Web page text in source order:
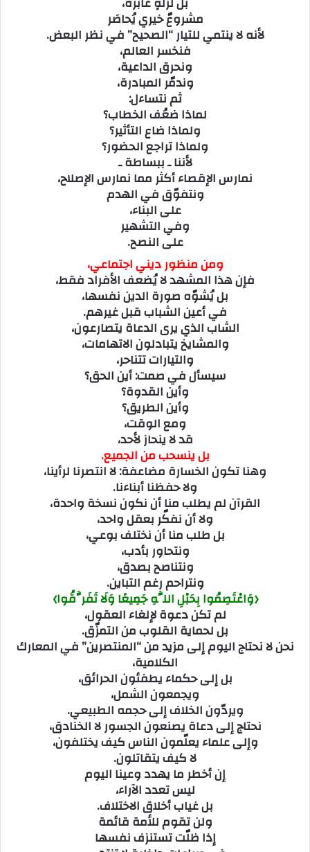
مشروعٌ خيري يُحاصَر
لأنه لا ينتمي للتيار “الصحيح” في نظر البعض.
فنخسر العالم،
ونحرق الداعية،
وندمّر المبادرة،
ثم نتساءل:
لماذا ضعُف الخطاب؟
ولماذا ضاع التأثير؟
ولماذا تراجع الحضور؟
لأننا ـ ببساطة ـ
نمارس الإقصاء أكثر مما نمارس الإصلاح،
ونتفوّق في الهدم
على البناء،
وفي التشهير
على النصح.
ومن منظور ديني اجتماعي،
فإن هذا المشهد لا يُضعف الأفراد فقط،
بل يُشوّه صورة الدين نفسها،
في أعين الشباب قبل غيرهم.
الشاب الذي يرى الدعاة يتصارعون،
والمشايخ يتبادلون الاتهامات،
والتيارات تتناحر،
سيسأل في صمت: أين الحق؟
وأين القدوة؟
وأين الطريق؟
ومع الوقت،
قد لا ينحاز لأحد،
بل ينسحب من الجميع.
وهنا تكون الخسارة مضاعفة: لا انتصرنا لرأينا،
ولا حفظنا أبناءنا.
القرآن لم يطلب منا أن نكون نسخة واحدة،
ولا أن نفكّر بعقل واحد،
بل طلب منا أن نختلف بوعي،
ونتحاور بأدب،
ونتناصح بصدق،
ونتراحم رغم التباين.
﴿وَاعْتَصِمُوا بِحَبْلِ اللَّهِ جَمِيعًا وَلَا تَفَرَّقُوا﴾
لم تكن دعوة لإلغاء العقول،
بل لحماية القلوب من التمزّق.
نحن لا نحتاج اليوم إلى مزيد من “المنتصرين” في المعارك
الكلامية،
بل إلى حكماء يطفئون الحرائق،
ويجمعون الشمل،
ويردّون الخلاف إلى حجمه الطبيعي.
نحتاج إلى دعاة يصنعون الجسور لا الخنادق،
وإلى علماء يعلّمون الناس كيف يختلفون،
لا كيف يتقاتلون.
إن أخطر ما يهدد وعينا اليوم
ليس تعدد الآراء،
بل غياب أخلاق الاختلاف.
ولن تقوم للأمة قائمة
إذا ظلّت تستنزف نفسها